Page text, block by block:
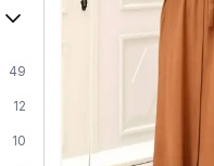
19
49
12
10